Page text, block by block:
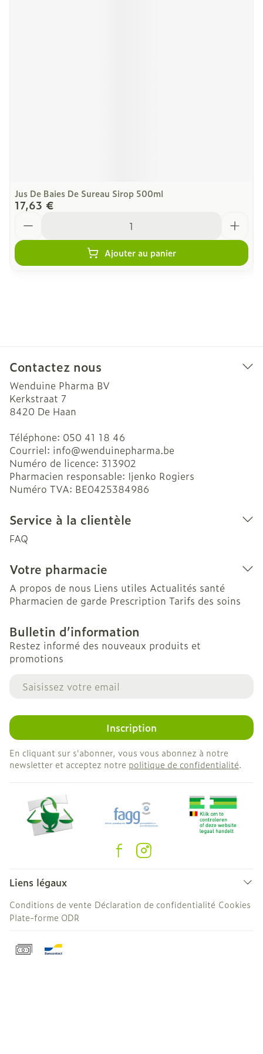
Jus De Baies De Sureau Sirop 500ml
17,63 €
Ajouter au panier
Contactez nous
Wenduine Pharma BV
Kerkstraat 7
8420 De Haan
Téléphone: 050 41 18 46
Courriel: info@wenduinepharma.be
Numéro de licence: 313902
Pharmacien responsable: Ijenko Rogiers
Numéro TVA: BE0425384986
Service à la clientèle
FAQ
Votre pharmacie
A propos de nous Liens utiles Actualités santé
Pharmacien de garde Prescription Tarifs des soins
Bulletin d’information
Restez informé des nouveaux produits et
promotions
Adresse mail
Inscription
En cliquant sur s'abonner, vous vous abonnez à notre
newsletter et acceptez notre politique de confidentialité.
Liens légaux
Conditions de vente Déclaration de confidentialité Cookies
Plate-forme ODR